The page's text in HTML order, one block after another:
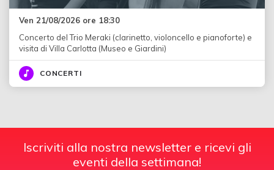
Ven 21/08/2026 ore 18:30
Concerto del Trio Meraki (clarinetto, violoncello e pianoforte) e
visita di Villa Carlotta (Museo e Giardini)
CONCERTI
Iscriviti alla nostra newsletter e ricevi gli
eventi della settimana!